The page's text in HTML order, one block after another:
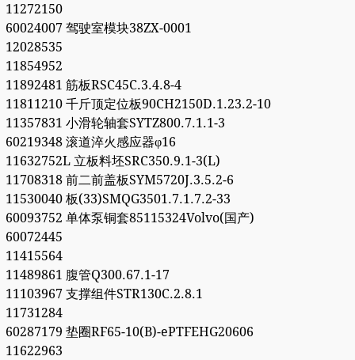
11272150
60024007 驾驶室模块38ZX-0001
12028535
11854952
11892481 筋板RSC45C.3.4.8-4
11811210 千斤顶定位板90CH2150D.1.23.2-10
11357831 小滑轮轴套SYTZ800.7.1.1-3
60219348 滚道淬火感应器φ16
11632752L 立板料坯SRC350.9.1-3(L)
11708318 前二前盖板SYM5720J.3.5.2-6
11530040 板(33)SMQG3501.7.1.7.2-33
60093752 单体泵铜套85115324Volvo(国产)
60072445
11415564
11489861 腹管Q300.67.1-17
11103967 支撑组件STR130C.2.8.1
11731284
60287179 垫圈RF65-10(B)-ePTFEHG20606
11622963